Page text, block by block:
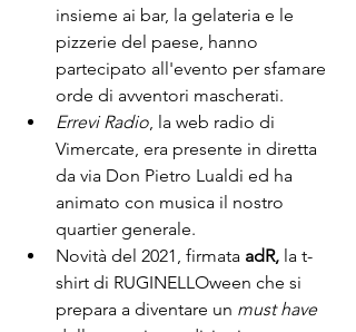
insieme ai bar, la gelateria e le
pizzerie del paese, hanno
partecipato all'evento per sfamare
orde di avventori mascherati.
Errevi Radio , la web radio di
Vimercate, era presente in diretta
da via Don Pietro Lualdi ed ha
animato con musica il nostro
quartier generale.
Novità del 2021, firmata adR, la t-
shirt di RUGINELLOween che si
prepara a diventare un must have